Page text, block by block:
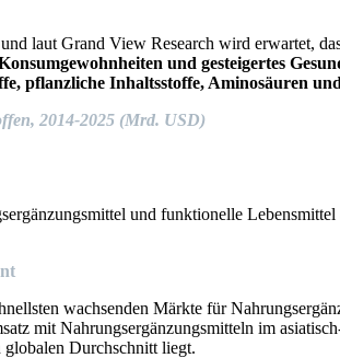
laut Grand View Research wird erwartet,
und gesteigertes
pflanzliche Inhaltsstoffe, Aminosäuren
2014-2025 (Mrd. USD)
und funktionelle
wachsenden Märkte für
mit Nahrungsergänzungsmitteln im
Durchschnitt liegt.